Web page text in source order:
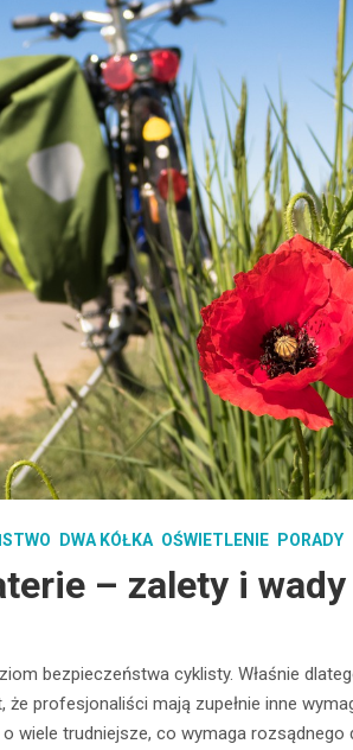
DWA KÓŁKA OŚWIETLENIE PORADY
– zalety i wady
bezpieczeństwa cyklisty. Właśnie
profesjonaliści mają zupełnie inne
wiele trudniejsze, co wymaga